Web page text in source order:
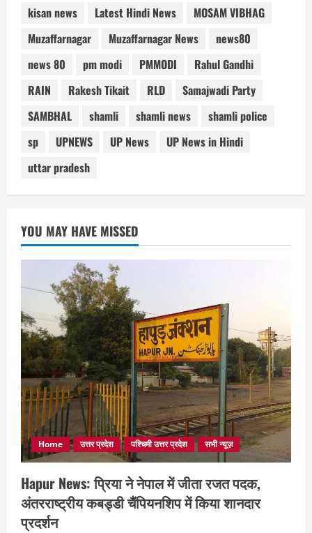
kisan news
Latest Hindi News
MOSAM VIBHAG
Muzaffarnagar
Muzaffarnagar News
news80
news 80
pm modi PMMODI
Rahul Gandhi
RAIN
Rakesh Tikait RLD
Samajwadi Party
SAMBHAL
shamli shamli news
shamli police
sp
UPNEWS UP News
UP News in Hindi
uttar pradesh
YOU MAY HAVE MISSED
Home उत्तर प्रदेश पश्चिमी उत्तर प्रदेश सभी न्यूज़
Hapur News: प्रिया ने नेपाल में जीता रजत पदक,
अंतरराष्ट्रीय कबड्डी चैंपियनशिप में किया शानदार
प्रदर्शन